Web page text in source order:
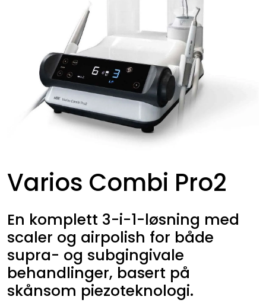
Varios Combi Pro2
En komplett 3-i-1-løsning med
scaler og airpolish for både
supra- og subgingivale
behandlinger, basert på
skånsom piezoteknologi.